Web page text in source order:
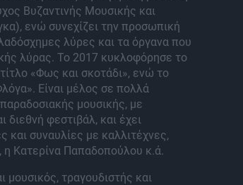
Βυζαντινής Μουσικής και
ενώ συνεχίζει την προσωπική
λύρες και τα όργανα που
λύρας. Το 2017 κυκλοφόρησε το
«Φως και σκοτάδι», ενώ το
Είναι μέλος σε πολλά
μουσικής, με
διεθνή φεστιβάλ, και έχει
και συναυλίες με καλλιτέχνες,
Κατερίνα Παπαδοπούλου κ.ά.
τραγουδιστής και